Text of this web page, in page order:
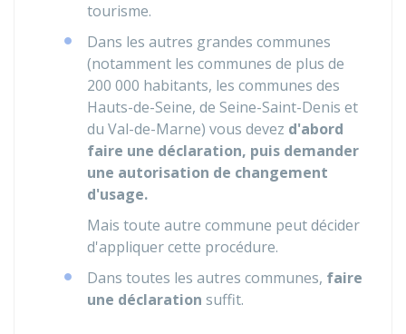
tourisme.
Dans les autres grandes communes
(notamment les communes de plus de
200 000 habitants, les communes des
Hauts-de-Seine, de Seine-Saint-Denis et
du Val-de-Marne) vous devez d'abord
faire une déclaration, puis demander
une autorisation de changement
d'usage.
Mais toute autre commune peut décider
d'appliquer cette procédure.
Dans toutes les autres communes, faire
une déclaration suffit.